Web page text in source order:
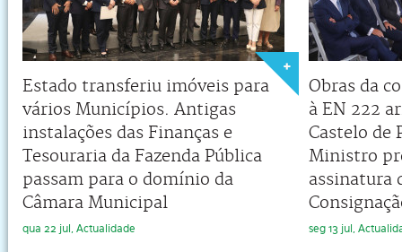
Estado transferiu imóveis para
vários Municípios. Antigas
instalações das Finanças e
Tesouraria da Fazenda Pública
passam para o domínio da
Câmara Municipal
qua 22 jul, Actualidade
Obras da
à EN 222
Castelo de
Ministro
assinatura
seg 13 jul,